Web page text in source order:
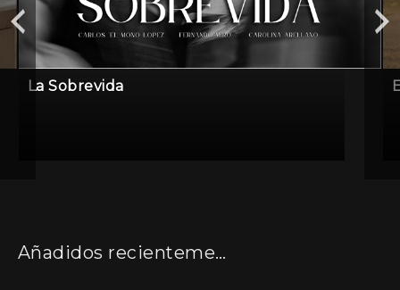
La Sobrevida
Añadidos recientemente